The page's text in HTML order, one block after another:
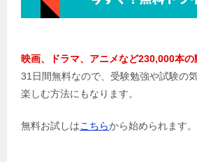
映画、ドラマ、アニメなど230,000本の
31日間無料なので、受験勉強や試験の
楽しむ方法にもなります。
無料お試しはこちらから始められます。